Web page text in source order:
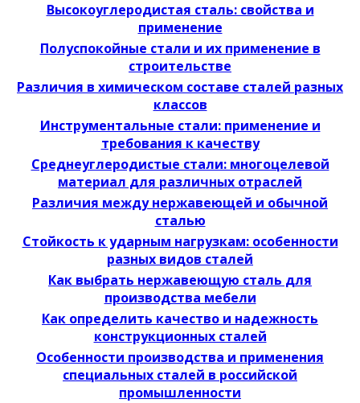
Высокоуглеродистая сталь: свойства и
применение
Полуспокойные стали и их применение в
строительстве
Различия в химическом составе сталей разных
классов
Инструментальные стали: применение и
требования к качеству
Среднеуглеродистые стали: многоцелевой
материал для различных отраслей
Различия между нержавеющей и обычной
сталью
Стойкость к ударным нагрузкам: особенности
разных видов сталей
Как выбрать нержавеющую сталь для
производства мебели
Как определить качество и надежность
конструкционных сталей
Особенности производства и применения
специальных сталей в российской
промышленности